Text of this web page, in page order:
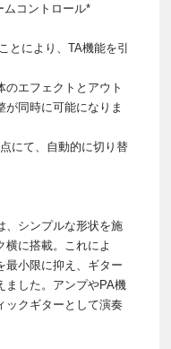
ムコントロール*
とにより、TA機能を引
エフェクトとアウト
が同時に可能になりま
にて、自動的に切り替
、シンプルな形状を施
横に搭載。これによ
最小限に抑え、ギター
ました。アンプやPA機
ックギターとして演奏